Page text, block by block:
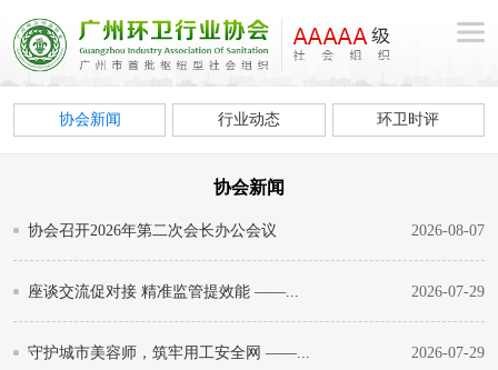
协会新闻 行业动态 环卫时评
协会新闻
协会召开2026年第二次会长办公会议 2026-08-07
座谈交流促对接 精准监管提效能 ——... 2026-07-29
守护城市美容师，筑牢用工安全网 ——... 2026-07-29